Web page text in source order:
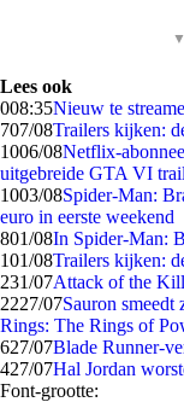
Lees ook
008:35Nieuw te
707/08Trailers kijken:
1006/08Netflix-
uitgebreide GTA VI
1003/08Spider-Man:
euro in eerste weekend
801/08In Spider-Man:
101/08Trailers kijken:
231/07Attack of the
2227/07Sauron
Rings: The Rings of
627/07Blade Runner-
427/07Hal Jordan
Font-grootte: